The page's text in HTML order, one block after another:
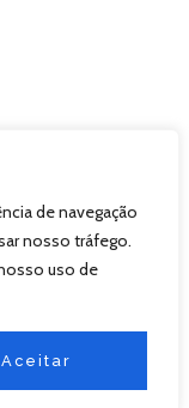
de navegação
nosso tráfego.
uso de
Aceitar